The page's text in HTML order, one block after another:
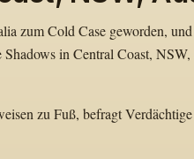
zum Cold Case geworden,
in Central Coast,
zu Fuß, befragt